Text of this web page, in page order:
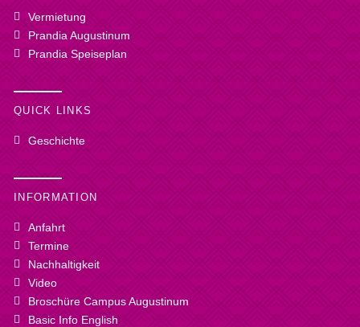
Vermietung
Prandia Augustinum
Prandia Speiseplan
QUICK LINKS
Geschichte
INFORMATION
Anfahrt
Termine
Nachhaltigkeit
Video
Broschüre Campus Augustinum
Basic Info English